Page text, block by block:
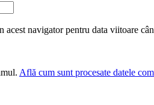
navigator pentru data viitoare
Află cum sunt procesate datele